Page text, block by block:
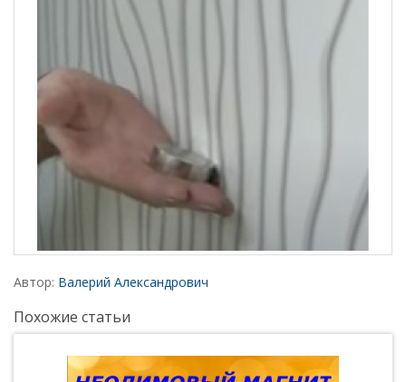
Автор: Валерий Александрович
Похожие статьи